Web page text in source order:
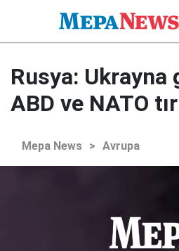
Rusya:
ABD ve NATO
Mepa News > Avrupa